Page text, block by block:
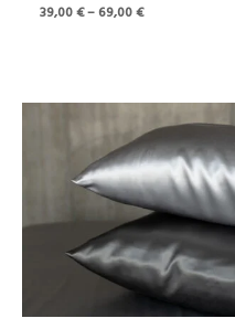
39,00€–69,00€
Hinnavahemik:
39,00 €
kuni
69,00 €